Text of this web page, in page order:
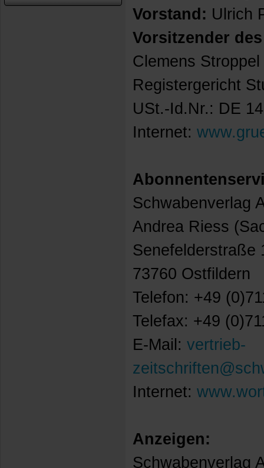
Vorstand: Ulrich
Vorsitzender
Clemens Stroppel
Registergericht
USt.-Id.Nr.: DE
Internet:
Schwabenverlag
Andrea Riess
Senefelderstraße
73760 Ostfildern
Telefon: +49
Telefax: +49
E-Mail: vertrieb-
Internet:
Anzeigen:
Schwabenverlag